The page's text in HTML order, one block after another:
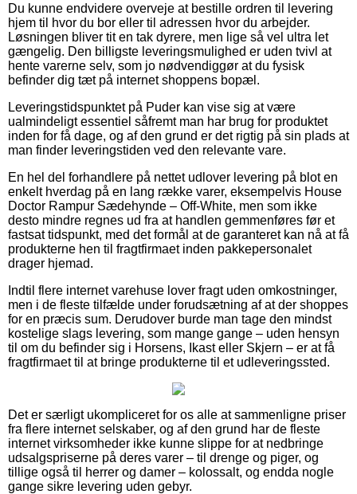
Du kunne endvidere overveje at bestille ordren til levering
hjem til hvor du bor eller til adressen hvor du arbejder.
Løsningen bliver tit en tak dyrere, men lige så vel ultra let
gængelig. Den billigste leveringsmulighed er uden tvivl at
hente varerne selv, som jo nødvendiggør at du fysisk
befinder dig tæt på internet shoppens bopæl.
Leveringstidspunktet på Puder kan vise sig at være
ualmindeligt essentiel såfremt man har brug for produktet
inden for få dage, og af den grund er det rigtig på sin plads at
man finder leveringstiden ved den relevante vare.
En hel del forhandlere på nettet udlover levering på blot en
enkelt hverdag på en lang række varer, eksempelvis House
Doctor Rampur Sædehynde – Off-White, men som ikke
desto mindre regnes ud fra at handlen gemmenføres før et
fastsat tidspunkt, med det formål at de garanteret kan nå at få
produkterne hen til fragtfirmaet inden pakkepersonalet
drager hjemad.
Indtil flere internet varehuse lover fragt uden omkostninger,
men i de fleste tilfælde under forudsætning af at der shoppes
for en præcis sum. Derudover burde man tage den mindst
kostelige slags levering, som mange gange – uden hensyn
til om du befinder sig i Horsens, Ikast eller Skjern – er at få
fragtfirmaet til at bringe produkterne til et udleveringssted.
Det er særligt ukompliceret for os alle at sammenligne priser
fra flere internet selskaber, og af den grund har de fleste
internet virksomheder ikke kunne slippe for at nedbringe
udsalgspriserne på deres varer – til drenge og piger, og
tillige også til herrer og damer – kolossalt, og endda nogle
gange sikre levering uden gebyr.